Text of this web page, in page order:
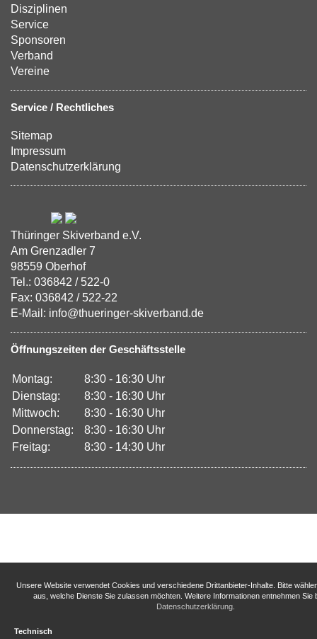
Disziplinen
Service
Sponsoren
Verband
Vereine
Service / Rechtliches
Sitemap
Impressum
Datenschutzerklärung
Thüringer Skiverband e.V.
Am Grenzadler 7
98559 Oberhof
Tel.: 036842 / 522-0
Fax: 036842 / 522-22
E-Mail: info@thueringer-skiverband.de
Öffnungszeiten der Geschäftsstelle
Montag:
8:30 - 16:30 Uhr
Dienstag:
8:30 - 16:30 Uhr
Mittwoch:
8:30 - 16:30 Uhr
Donnerstag:
8:30 - 16:30 Uhr
Freitag:
8:30 - 14:30 Uhr
Unsere Website verwendet Cookies und verschiedene Drittanbieter-Inhalte. Bitte
aus, welche Dienste Sie zulassen möchten. Weitere Informationen entnehmen Sie
Datenschutzerklärung.
Technisch